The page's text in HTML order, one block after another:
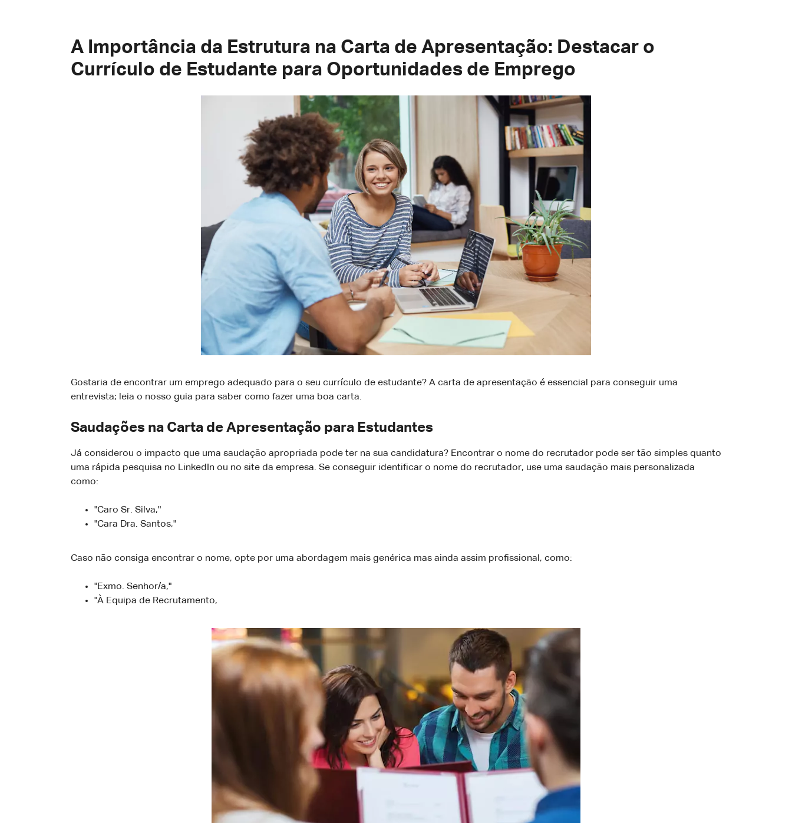
A Importância da Estrutura na Carta de Apresentação: Destacar o
Currículo de Estudante para Oportunidades de Emprego
Gostaria de encontrar um emprego adequado para o seu currículo de estudante? A carta de apresentação é essencial para conseguir uma
entrevista; leia o nosso guia para saber como fazer uma boa carta.
Saudações na Carta de Apresentação para Estudantes
Já considerou o impacto que uma saudação apropriada pode ter na sua candidatura? Encontrar o nome do recrutador pode ser tão simples quanto
uma rápida pesquisa no LinkedIn ou no site da empresa. Se conseguir identificar o nome do recrutador, use uma saudação mais personalizada
como:
"Caro Sr. Silva,"
"Cara Dra. Santos,"
Caso não consiga encontrar o nome, opte por uma abordagem mais genérica mas ainda assim profissional, como:
"Exmo. Senhor/a,"
"À Equipa de Recrutamento,